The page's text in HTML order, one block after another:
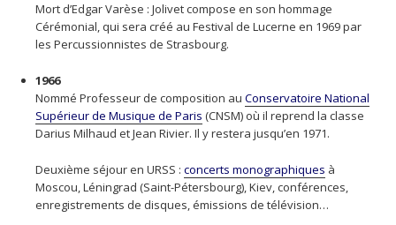
Mort d’Edgar Varèse : Jolivet compose en son hommage
Cérémonial, qui sera créé au Festival de Lucerne en 1969 par
les Percussionnistes de Strasbourg.
1966
Nommé Professeur de composition au Conservatoire National
Supérieur de Musique de Paris (CNSM) où il reprend la classe
Darius Milhaud et Jean Rivier. Il y restera jusqu’en 1971.
Deuxième séjour en URSS : concerts monographiques à
Moscou, Léningrad (Saint-Pétersbourg), Kiev, conférences,
enregistrements de disques, émissions de télévision…